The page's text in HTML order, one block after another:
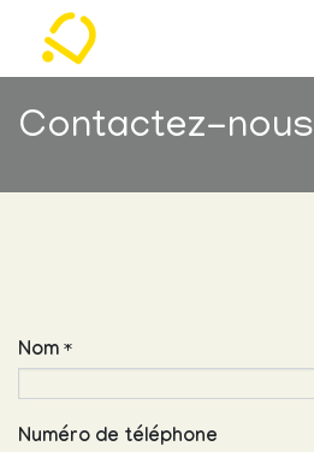
Contactez-nous
Nom *
Numéro de téléphone